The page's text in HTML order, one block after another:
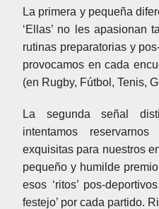
La primera y pequeña
‘Ellas’ no les apasionan
rutinas preparatorias y
provocamos en cada
(en Rugby, Fútbol, Tenis,
La segunda señal
intentamos
exquisitas para nuestros
pequeño y humilde
esos ‘ritos’ pos-
festejo’ por cada partido.